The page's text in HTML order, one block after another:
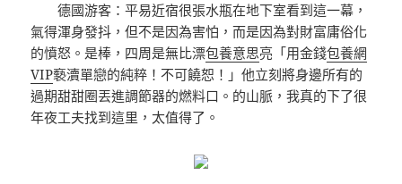
德國游客：平易近宿很張水瓶在地下室看到這一幕，
氣得渾身發抖，但不是因為害怕，而是因為對財富庸俗化
的憤怒。是棒，四周是無比漂包養意思亮「用金錢包養網
VIP褻瀆單戀的純粹！不可饒恕！」他立刻將身邊所有的
過期甜甜圈丟進調節器的燃料口。的山脈，我真的下了很
年夜工夫找到這里，太值得了。